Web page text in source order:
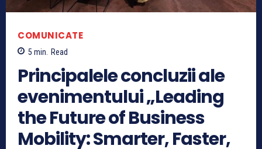
COMUNICATE
5 min. Read
Principalele concluzii ale
evenimentului „Leading
the Future of Business
Mobility: Smarter, Faster,